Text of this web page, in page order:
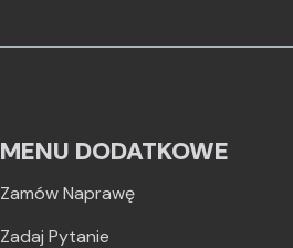
MENU DODATKOWE
Zamów Naprawę
Zadaj Pytanie